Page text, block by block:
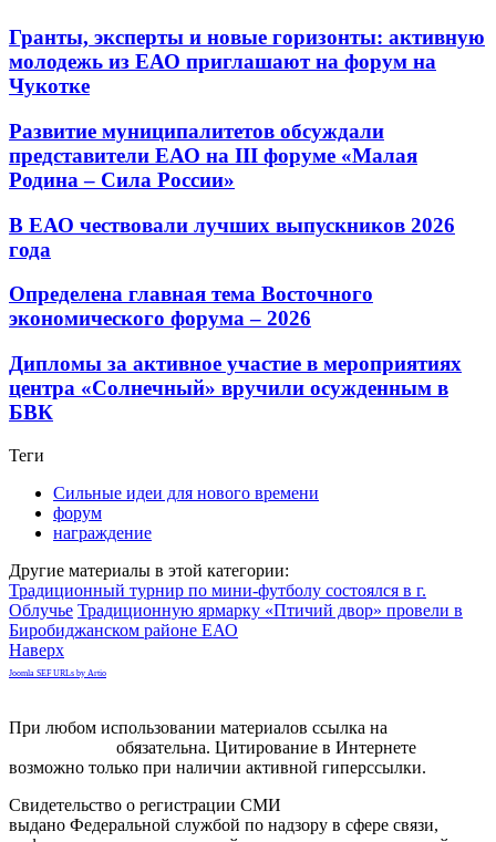
Гранты, эксперты и новые горизонты: активную
молодежь из ЕАО приглашают на форум на
Чукотке
Развитие муниципалитетов обсуждали
представители ЕАО на III форуме «Малая
Родина – Сила России»
В ЕАО чествовали лучших выпускников 2026
года
Определена главная тема Восточного
экономического форума – 2026
Дипломы за активное участие в мероприятиях
центра «Солнечный» вручили осужденным в
БВК
Теги
Сильные идеи для нового времени
форум
награждение
Другие материалы в этой категории:
Традиционный турнир по мини-футболу состоялся в г.
Облучье Традиционную ярмарку «Птичий двор» провели в
Биробиджанском районе ЕАО
Наверх
Joomla SEF URLs by Artio
При любом использовании материалов ссылка на
обязательна. Цитирование в Интернете
возможно только при наличии активной гиперссылки.
Свидетельство о регистрации СМИ
выдано Федеральной службой по надзору в сфере связи,